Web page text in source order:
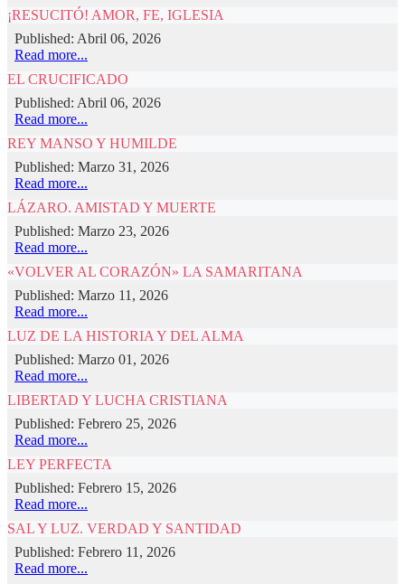
¡RESUCITÓ! AMOR, FE, IGLESIA
Published: Abril 06, 2026
Read more...
EL CRUCIFICADO
Published: Abril 06, 2026
Read more...
REY MANSO Y HUMILDE
Published: Marzo 31, 2026
Read more...
LÁZARO. AMISTAD Y MUERTE
Published: Marzo 23, 2026
Read more...
«VOLVER AL CORAZÓN» LA SAMARITANA
Published: Marzo 11, 2026
Read more...
LUZ DE LA HISTORIA Y DEL ALMA
Published: Marzo 01, 2026
Read more...
LIBERTAD Y LUCHA CRISTIANA
Published: Febrero 25, 2026
Read more...
LEY PERFECTA
Published: Febrero 15, 2026
Read more...
SAL Y LUZ. VERDAD Y SANTIDAD
Published: Febrero 11, 2026
Read more...